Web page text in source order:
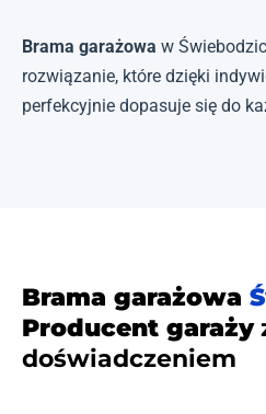
Brama garażowa w
rozwiązanie, które dzięki
perfekcyjnie dopasuje się do
Brama garażowa
Producent garaży
doświadczeniem